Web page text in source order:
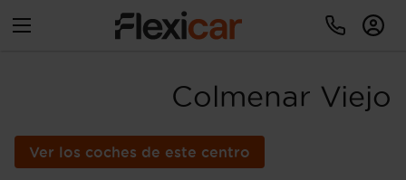
Colmenar Viejo
Ver los coches de este centro